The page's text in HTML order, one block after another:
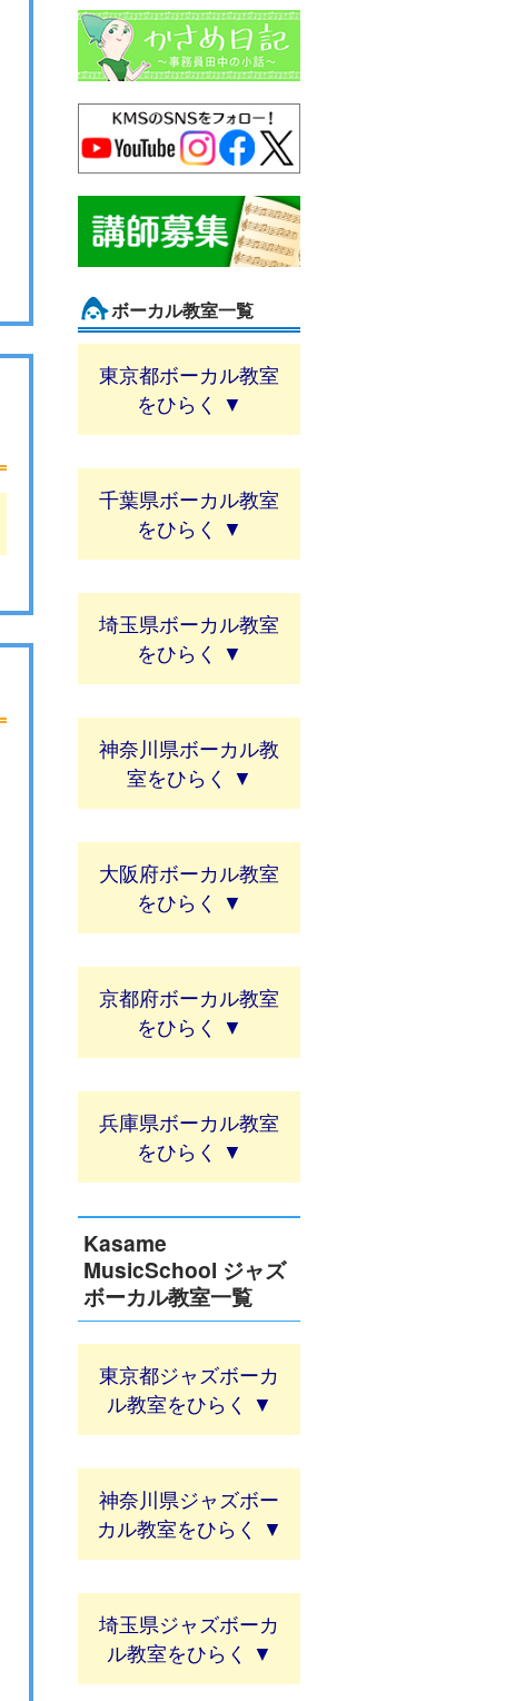
ボーカル教室一覧
東京都ボーカル教室
千葉県ボーカル教室
埼玉県ボーカル教室
神奈川県ボーカル教
室
大阪府ボーカル教室
京都府ボーカル教室
兵庫県ボーカル教室
Kasame
MusicSchool ジャズ
ボーカル教室一覧
東京都ジャズボーカ
ル教室
神奈川県ジャズボー
カル教室
埼玉県ジャズボーカ
ル教室